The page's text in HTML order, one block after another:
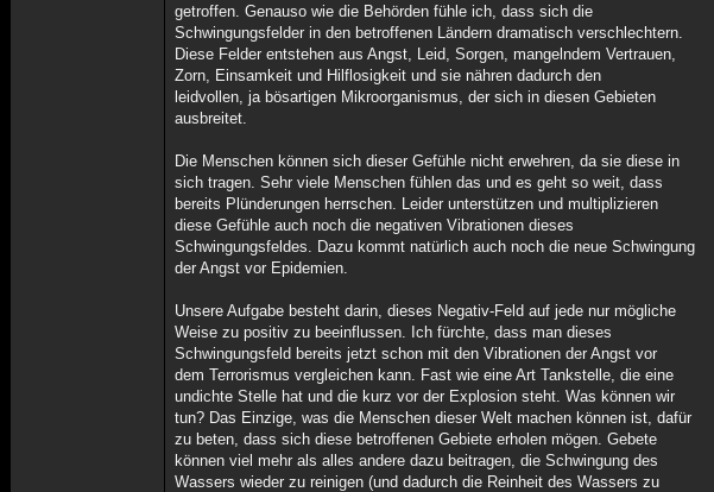
getroffen. Genauso wie die Behörden fühle ich, dass sich die
Schwingungsfelder in den betroffenen Ländern dramatisch verschlechtern.
Diese Felder entstehen aus Angst, Leid, Sorgen, mangelndem Vertrauen,
Zorn, Einsamkeit und Hilflosigkeit und sie nähren dadurch den
leidvollen, ja bösartigen Mikroorganismus, der sich in diesen Gebieten
ausbreitet.
Die Menschen können sich dieser Gefühle nicht erwehren, da sie diese in
sich tragen. Sehr viele Menschen fühlen das und es geht so weit, dass
bereits Plünderungen herrschen. Leider unterstützen und multiplizieren
diese Gefühle auch noch die negativen Vibrationen dieses
Schwingungsfeldes. Dazu kommt natürlich auch noch die neue Schwingung
der Angst vor Epidemien.
Unsere Aufgabe besteht darin, dieses Negativ-Feld auf jede nur mögliche
Weise zu positiv zu beeinflussen. Ich fürchte, dass man dieses
Schwingungsfeld bereits jetzt schon mit den Vibrationen der Angst vor
dem Terrorismus vergleichen kann. Fast wie eine Art Tankstelle, die eine
undichte Stelle hat und die kurz vor der Explosion steht. Was können wir
tun? Das Einzige, was die Menschen dieser Welt machen können ist, dafür
zu beten, dass sich diese betroffenen Gebiete erholen mögen. Gebete
können viel mehr als alles andere dazu beitragen, die Schwingung des
Wassers wieder zu reinigen (und dadurch die Reinheit des Wassers zu